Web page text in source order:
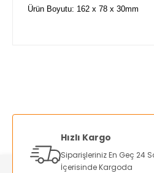
Ürün Boyutu: 162 x 78 x 30mm
Ürün resmi kalitesiz, bozuk
Ürün bilgilerinde hatalar
Ürün fiyatı diğer sitelerden
Hızlı Kargo
Siparişleriniz En Geç 24
İçerisinde Kargoda